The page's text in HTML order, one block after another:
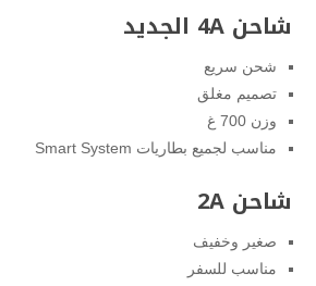
شاحن 4A الجديد
شحن سريع
تصميم مغلق
وزن 700 غ
مناسب لجميع بطاريات Smart System
شاحن 2A
صغير وخفيف
مناسب للسفر